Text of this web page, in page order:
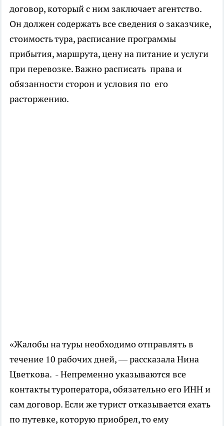
договор, который с ним заключает агентство.
Он должен содержать все сведения о заказчике,
стоимость тура, расписание программы
прибытия, маршрута, цену на питание и услуги
при перевозке. Важно расписать права и
обязанности сторон и условия по его
расторжению.
«Жалобы на туры необходимо отправлять в
течение 10 рабочих дней, — рассказала Нина
Цветкова. - Непременно указываются все
контакты туроператора, обязательно его ИНН и
сам договор. Если же турист отказывается ехать
по путевке, которую приобрел, то ему